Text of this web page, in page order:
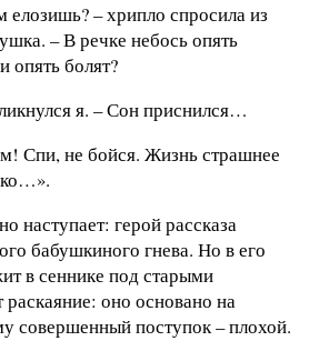
елозишь? – хрипло спросила из
– В речке небось опять
опять болят?
я. – Сон приснился…
Спи, не бойся. Жизнь страшнее
наступает: герой рассказа
бабушкиного гнева. Но в его
в сеннике под старыми
раскаяние: оно основано на
совершенный поступок – плохой.